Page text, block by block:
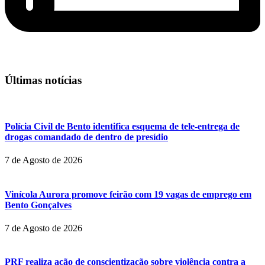
Últimas notícias
Polícia Civil de Bento identifica esquema de tele-entrega de
drogas comandado de dentro de presídio
7 de Agosto de 2026
Vinícola Aurora promove feirão com 19 vagas de emprego em
Bento Gonçalves
7 de Agosto de 2026
PRF realiza ação de conscientização sobre violência contra a